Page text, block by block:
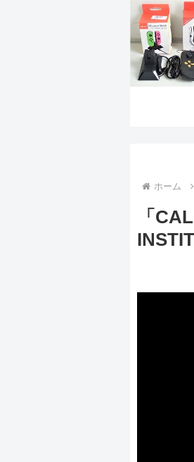
ホーム
「